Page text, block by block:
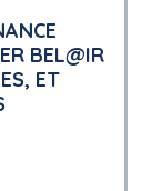
BEL@IR
ET